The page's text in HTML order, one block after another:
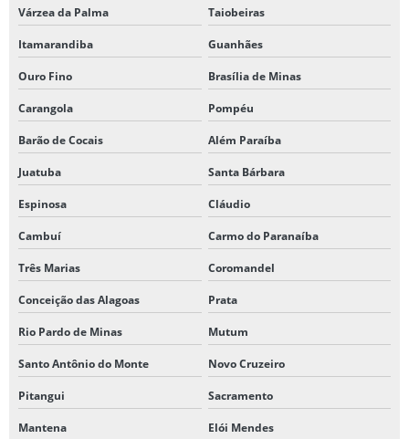
Várzea da Palma Taiobeiras
Itamarandiba Guanhães
Ouro Fino Brasília de Minas
Carangola Pompéu
Barão de Cocais Além Paraíba
Juatuba Santa Bárbara
Espinosa Cláudio
Cambuí Carmo do Paranaíba
Três Marias Coromandel
Conceição das Alagoas Prata
Rio Pardo de Minas Mutum
Santo Antônio do Monte Novo Cruzeiro
Pitangui Sacramento
Mantena Elói Mendes